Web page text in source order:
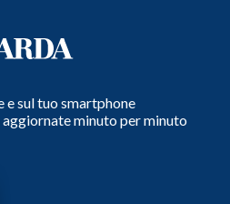
e sul tuo smartphone
minuto per minuto